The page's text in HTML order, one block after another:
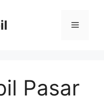
Menu
Pasar